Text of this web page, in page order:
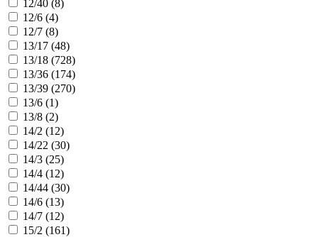
12/40 (8)
12/6 (4)
12/7 (8)
13/17 (48)
13/18 (728)
13/36 (174)
13/39 (270)
13/6 (1)
13/8 (2)
14/2 (12)
14/22 (30)
14/3 (25)
14/4 (12)
14/44 (30)
14/6 (13)
14/7 (12)
15/2 (161)